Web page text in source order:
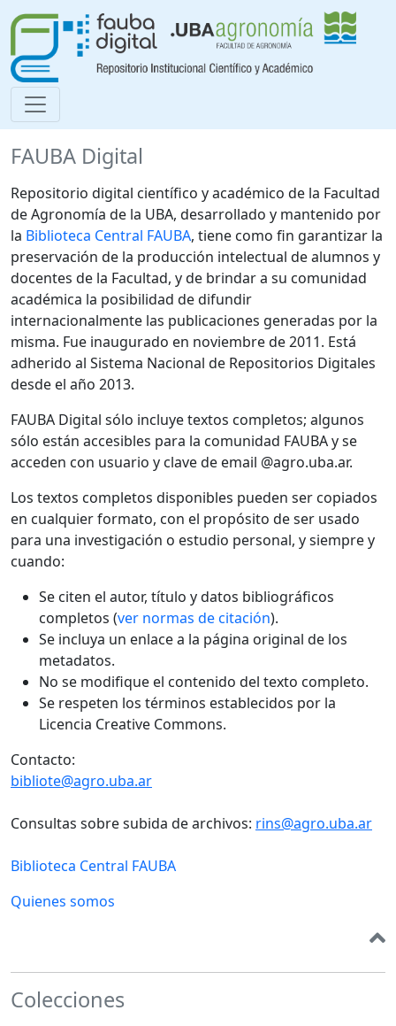
FAUBA Digital
Repositorio digital científico y académico de la Facultad
de Agronomía de la UBA, desarrollado y mantenido por
la Biblioteca Central FAUBA, tiene como fin garantizar la
preservación de la producción intelectual de alumnos y
docentes de la Facultad, y de brindar a su comunidad
académica la posibilidad de difundir
internacionalmente las publicaciones generadas por la
misma. Fue inaugurado en noviembre de 2011. Está
adherido al Sistema Nacional de Repositorios Digitales
desde el año 2013.
FAUBA Digital sólo incluye textos completos; algunos
sólo están accesibles para la comunidad FAUBA y se
acceden con usuario y clave de email @agro.uba.ar.
Los textos completos disponibles pueden ser copiados
en cualquier formato, con el propósito de ser usado
para una investigación o estudio personal, y siempre y
cuando:
Se citen el autor, título y datos bibliográficos
completos (ver normas de citación).
Se incluya un enlace a la página original de los
metadatos.
No se modifique el contenido del texto completo.
Se respeten los términos establecidos por la
Licencia Creative Commons.
Contacto:
bibliote@agro.uba.ar
Consultas sobre subida de archivos: rins@agro.uba.ar
Biblioteca Central FAUBA
Quienes somos
Colecciones